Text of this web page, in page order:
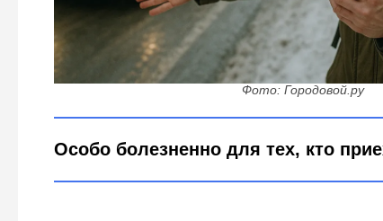
Если интернет вдруг пропадет: какие службы
вызвать по телефону
Фото: Городовой.ру
Особо болезненно для тех, кто